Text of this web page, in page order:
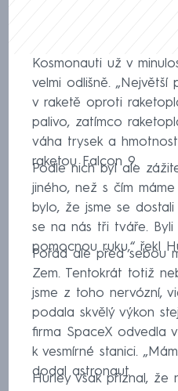
Kosmonauti už v
velmi odlišně.
v raketě oproti
palivo, zatímco
váha trysek a
raketou Falcon 9.
Podle nich byl ale
jiného, než s čím
bylo, že jsme se
se na nás tři tváře.
pomocnou ruku,“ řekl
Pořád ale před sebou
Zem. Tentokrát totiž
jsme z toho nervózní,
podala skvělý výkon
firma SpaceX odvedla
k vesmírné stanici.
dodal astronaut.
Hurley však přiznal, že